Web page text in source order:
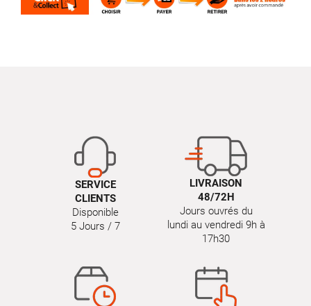
SERVICE
CLIENTS
Disponible
5 Jours / 7
LIVRAISON
48/72H
Jours ouvrés du
lundi au vendredi 9h à
17h30